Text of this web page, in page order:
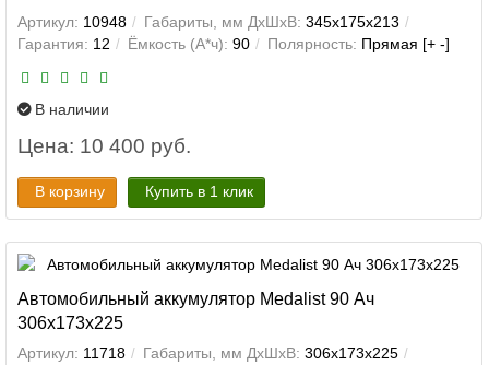
Артикул: 10948 Габариты, мм ДхШхВ: 345x175x213
Гарантия: 12 Ёмкость (А*ч): 90 Полярность: Прямая [+ -]
В наличии
Цена: 10 400 руб.
В корзину Купить в 1 клик
Автомобильный аккумулятор Medalist 90 Ач
306x173x225
Артикул: 11718 Габариты, мм ДхШхВ: 306x173x225